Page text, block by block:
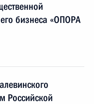
бизнеса «ОПОРА
Российской